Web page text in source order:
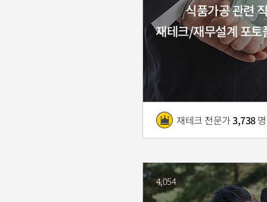
식품가공 관련
재테크/재무설계 포토
재테크 전문가3,738명
4,054